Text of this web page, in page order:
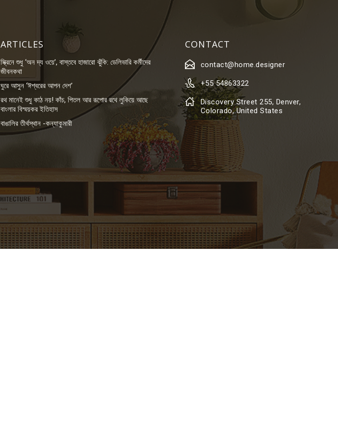
ARTICLES
স্ক্রিনে শুধু ‘অন দ্য ওয়ে’, বাস্তবে হাজারো ঝুঁকি: ডেলিভারি কর্মীদের
জীবনকথা
ঘুরে আসুন ‘ঈশ্বরের আপন দেশ’
রথ মানেই শুধু কাঠ নয়! কাঁচ, পিতল আর রূপোর রথে লুকিয়ে আছে
বাংলার বিস্ময়কর ইতিহাস
বাঙালির তীর্থস্থান -কন্যাকুমারী
CONTACT
contact@home.designer
+55 54863322
Discovery Street 255, Denver,
Colorado, United States